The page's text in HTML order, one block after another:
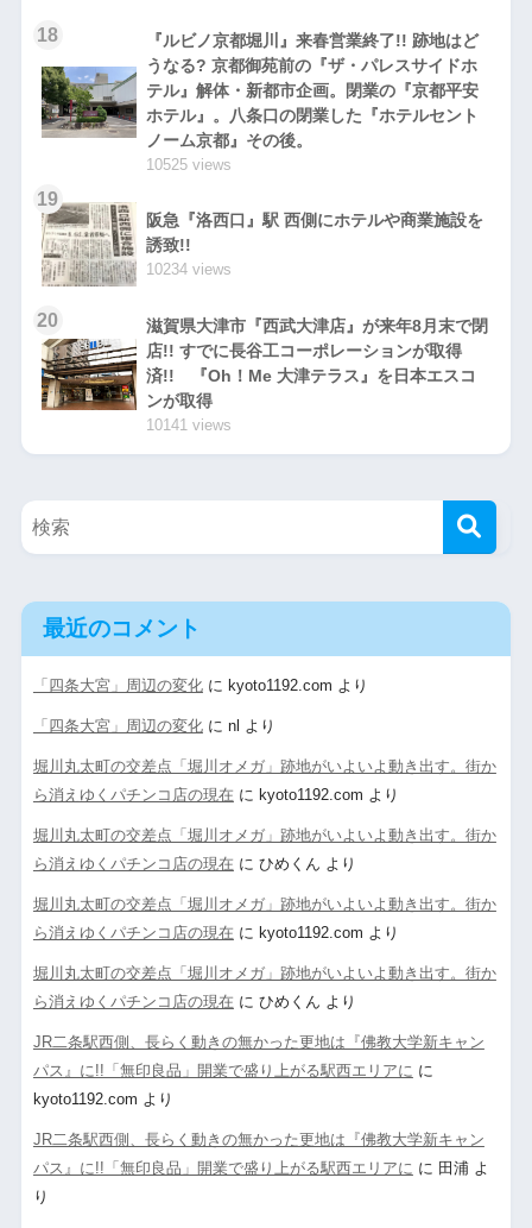
18
『ルビノ京都堀川』来春営業終了!! 跡地はど
うなる? 京都御苑前の『ザ・パレスサイドホ
テル』解体・新都市企画。閉業の『京都平安
ホテル』。八条口の閉業した『ホテルセント
ノーム京都』その後。
10525 views
19
阪急『洛西口』駅 西側にホテルや商業施設を
誘致!!
10234 views
20
滋賀県大津市『西武大津店』が来年8月末で閉
店!! すでに長谷工コーポレーションが取得
済!! 『Oh！Me 大津テラス』を日本エスコ
ンが取得
10141 views
最近のコメント
「四条大宮」周辺の変化に kyoto1192.com より
「四条大宮」周辺の変化に nl より
堀川丸太町の交差点「堀川オメガ」跡地がいよいよ動き出す。街か
ら消えゆくパチンコ店の現在 に kyoto1192.com より
堀川丸太町の交差点「堀川オメガ」跡地がいよいよ動き出す。街か
ら消えゆくパチンコ店の現在 に ひめくん より
堀川丸太町の交差点「堀川オメガ」跡地がいよいよ動き出す。街か
ら消えゆくパチンコ店の現在 に kyoto1192.com より
堀川丸太町の交差点「堀川オメガ」跡地がいよいよ動き出す。街か
ら消えゆくパチンコ店の現在 に ひめくん より
JR二条駅西側、長らく動きの無かった更地は『佛教大学新キャン
パス』に!!「無印良品」開業で盛り上がる駅西エリアに に
kyoto1192.com より
JR二条駅西側、長らく動きの無かった更地は『佛教大学新キャン
パス』に!!「無印良品」開業で盛り上がる駅西エリアに に 田浦よ
り